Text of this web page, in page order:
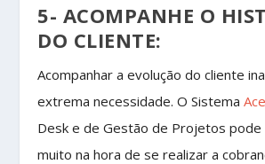
5- ACOMPANHE O
DO CLIENTE:
Acompanhar a evolução do cliente
extrema necessidade. O Sistema
Desk e de Gestão de Projetos pode
muito na hora de se realizar a